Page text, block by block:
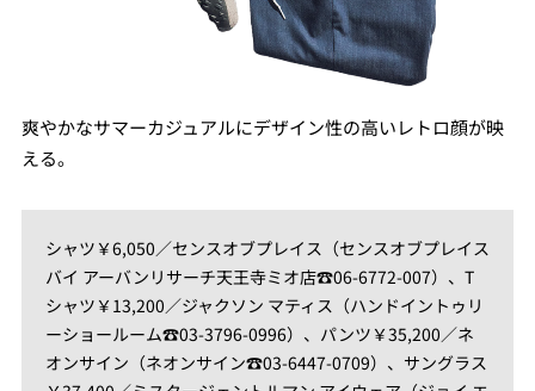
爽やかなサマーカジュアルにデザイン性の高いレトロ顔が映
える。
シャツ￥6,050／センスオブプレイス（センスオブプレイス
バイ アーバンリサーチ天王寺ミオ店☎06-6772-007）、T
シャツ￥13,200／ジャクソン マティス（ハンドイントゥリ
ーショールーム☎03-3796-0996）、パンツ￥35,200／ネ
オンサイン（ネオンサイン☎03-6447-0709）、サングラス